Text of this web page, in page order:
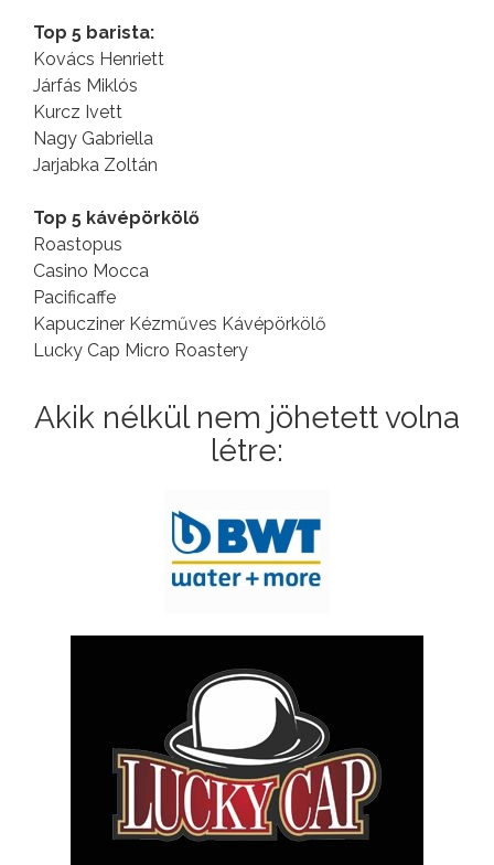
Top 5 barista:
Kovács Henriett
Járfás Miklós
Kurcz Ivett
Nagy Gabriella
Jarjabka Zoltán
Top 5 kávépörkölő
Roastopus
Casino Mocca
Pacificaffe
Kapucziner Kézműves Kávépörkölő
Lucky Cap Micro Roastery
Akik nélkül nem jöhetett volna
létre: